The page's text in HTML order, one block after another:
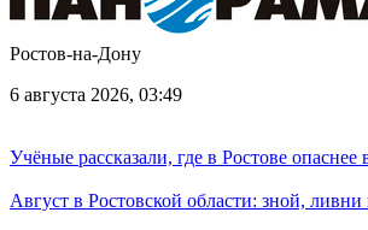
Ростов-на-Дону
6 августа 2026, 03:49
Учёные рассказали, где в Ростове
Август в Ростовской области: зной,